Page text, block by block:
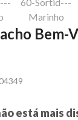
Bem-
está mais